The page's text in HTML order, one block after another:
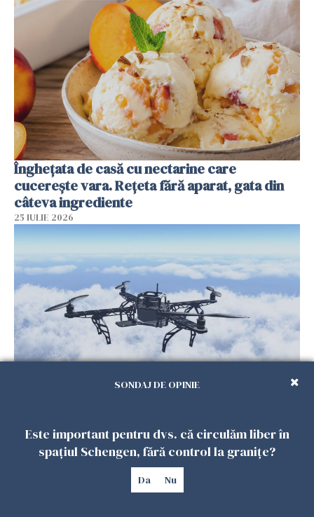
Înghețata de casă cu nectarine care
cucerește vara. Rețeta fără aparat, gata din
câteva ingrediente
25 IULIE 2026
Încă o dronă a fost doborâtă de un F-16
aerian al României
25 IULIE 2026
SONDAJ DE OPINIE
Este important pentru dvs. că circulăm liber în
spațiul Schengen, fără control la granițe?
Da Nu